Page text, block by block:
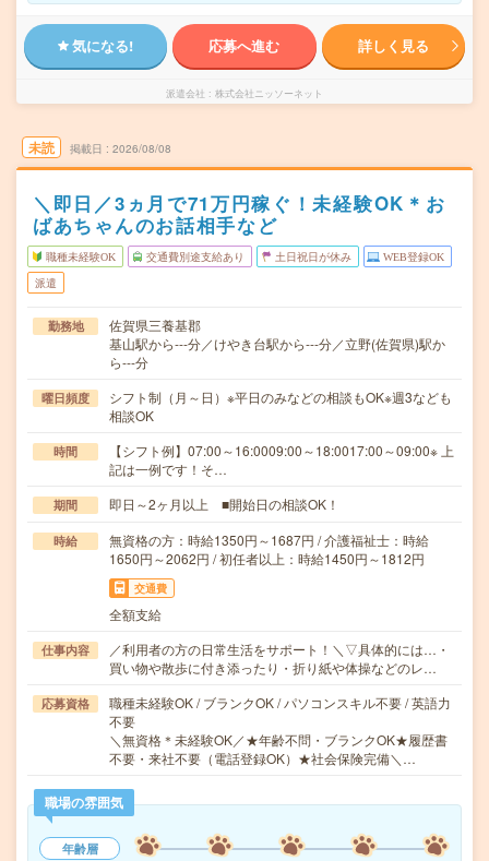
気になる! 応募へ進む 詳しく見る
派遣会社 株式会社ニッソーネット
未読 掲載日 2026/08/08
＼即日／3ヵ月で71万円稼ぐ！未経験OK＊お
ばあちゃんのお話相手など
職種未経験OK 交通費別途支給あり 土日祝日が休み WEB登録OK
派遣
勤務地
佐賀県三養基郡
基山駅から---分／けやき台駅から---分／立野(佐賀県)駅か
ら---分
曜日頻度
シフト制（月～日）※平日のみなどの相談もOK※週3なども
相談OK
時間
【シフト例】07:00～16:0009:00～18:0017:00～09:00※ 上
記は一例です！そ…
期間 即日～2ヶ月以上 ■開始日の相談OK！
時給
無資格の方：時給1350円～1687円 / 介護福祉士：時給
1650円～2062円 / 初任者以上：時給1450円～1812円
交通費
全額支給
仕事内容
／利用者の方の日常生活をサポート！＼▽具体的には…・
買い物や散歩に付き添ったり・折り紙や体操などのレ…
応募資格
職種未経験OK / ブランクOK / パソコンスキル不要 / 英語力
不要
＼無資格＊未経験OK／★年齢不問・ブランクOK★履歴書
不要・来社不要（電話登録OK）★社会保険完備＼…
職場の雰囲気
年齢層